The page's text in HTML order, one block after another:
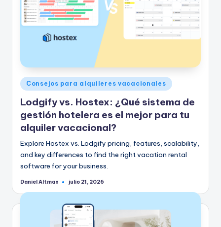
Publicado
en
Consejos para alquileres vacacionales
Lodgify vs. Hostex: ¿Qué sistema de
gestión hotelera es el mejor para tu
alquiler vacacional?
Explore Hostex vs. Lodgify pricing, features, scalability,
and key differences to find the right vacation rental
software for your business.
Publicado
Daniel Altman julio 21, 2026